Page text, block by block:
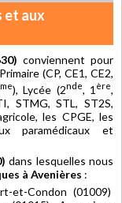
et aux
conviennent pour
(CP, CE1, CE2,
), Lycée (2nde, 1 ère,
STMG, STL, ST2S,
les CPGE, les
paramédicaux et
dans lesquelles nous
à Avenières :
et-Condon (01009)